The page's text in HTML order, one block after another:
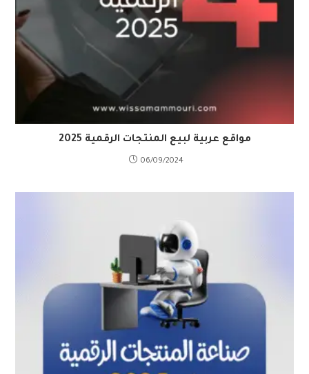
مواقع عربية لبيع المنتجات الرقمية 2025
06/09/2024